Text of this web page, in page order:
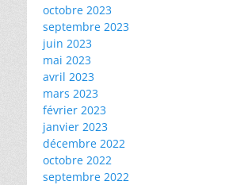
octobre 2023
septembre 2023
juin 2023
mai 2023
avril 2023
mars 2023
février 2023
janvier 2023
décembre 2022
octobre 2022
septembre 2022